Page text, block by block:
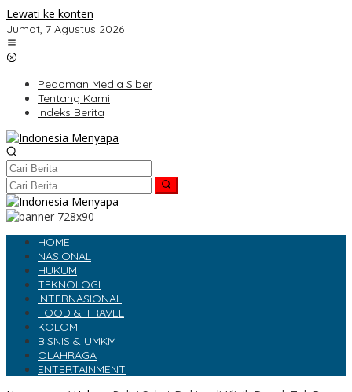
Lewati ke konten
Jumat, 7 Agustus 2026
Pedoman Media Siber
Tentang Kami
Indeks Berita
HOME
NASIONAL
HUKUM
TEKNOLOGI
INTERNASIONAL
FOOD & TRAVEL
KOLOM
BISNIS & UMKM
OLAHRAGA
ENTERTAINMENT